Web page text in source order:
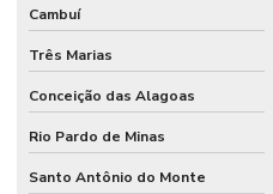
Cambuí
Três Marias
Conceição das Alagoas
Rio Pardo de Minas
Santo Antônio do Monte